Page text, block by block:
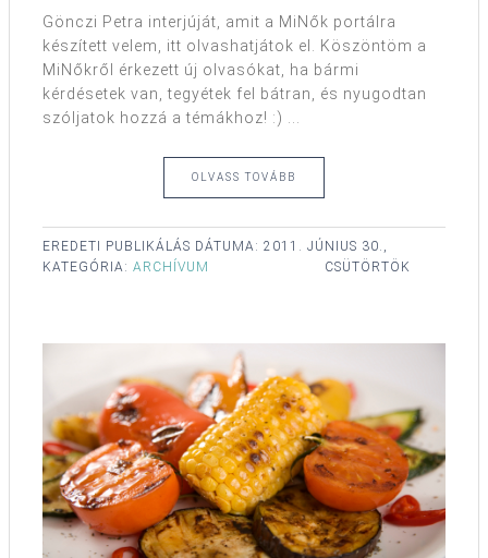
Gönczi Petra interjúját, amit a MiNők portálra
készített velem, itt olvashatjátok el. Köszöntöm a
MiNőkről érkezett új olvasókat, ha bármi
kérdésetek van, tegyétek fel bátran, és nyugodtan
szóljatok hozzá a témákhoz! :) ...
OLVASS TOVÁBB
EREDETI PUBLIKÁLÁS DÁTUMA: 2011. JÚNIUS 30.,
CSÜTÖRTÖK
KATEGÓRIA: ARCHÍVUM